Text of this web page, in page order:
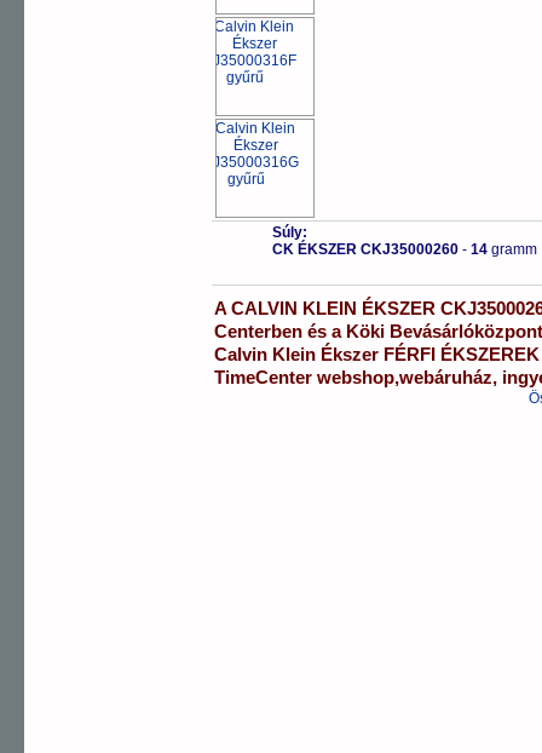
Súly:
CK ÉKSZER CKJ35000260 - 14 gramm
ACALVIN KLEIN ÉKSZER
Centerben és a Köki
Calvin Klein Ékszer FÉRFI ÉKSZEREK
TimeCenter webshop,webáruház,